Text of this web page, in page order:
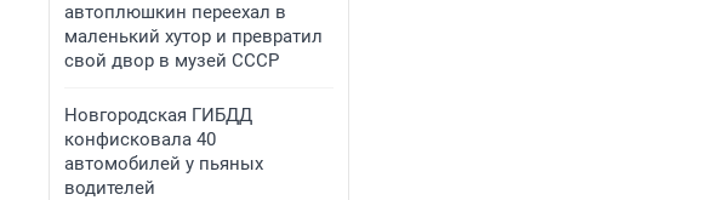
автоплюшкин переехал в
маленький хутор и превратил
свой двор в музей СССР
Новгородская ГИБДД
конфисковала 40
автомобилей у пьяных
водителей